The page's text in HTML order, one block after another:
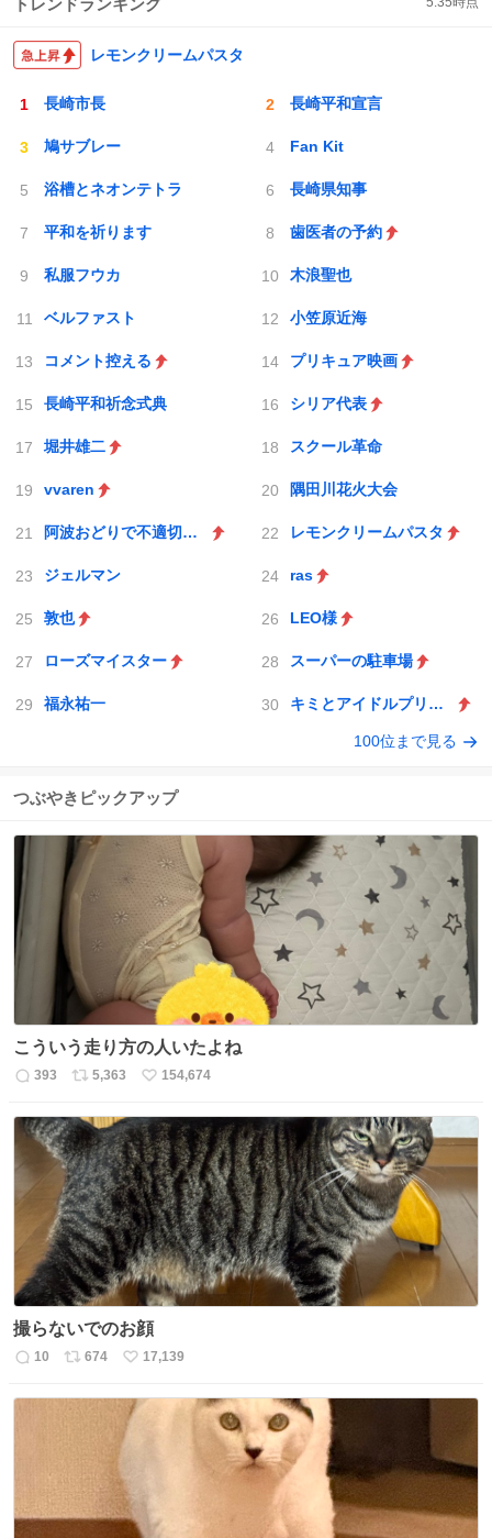
トレンドランキング
レモンクリームパスタ
長崎市長 長崎平和宣言
鳩サブレー Fan Kit
浴槽とネオンテトラ 長崎県知事
平和を祈ります 歯医者の予約
私服フウカ 木浪聖也
ベルファスト 小笠原近海
コメント控える プリキュア映画
長崎平和祈念式典 シリア代表
堀井雄二 スクール革命
vvaren 隅田川花火大会
阿波おどりで不適切な動画 レモンクリームパスタ
ジェルマン ras
敦也 LEO様
ローズマイスター スーパーの駐車場
福永祐一 キミとアイドルプリキュア♪
100位まで見る
つぶやきピックアップ
こういう走り方の人いたよね
返
数
393
リ
ス
ト
数
5,363
い
ね
数
154,674
撮らないでのお顔
返
10
リ
ス
数
674
い
ね
数
17,139